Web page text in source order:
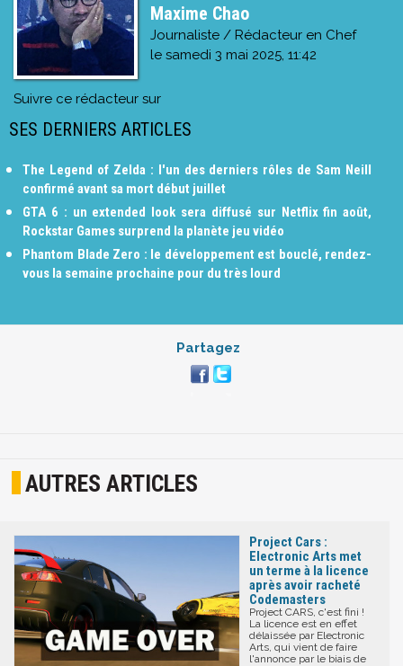
Maxime Chao
Journaliste / Rédacteur en Chef
le samedi 3 mai 2025, 11:42
Suivre ce rédacteur sur
SES DERNIERS ARTICLES
The Legend of Zelda : l'un des derniers rôles de Sam Neill
confirmé avant sa mort début juillet
GTA 6 : un extended look sera diffusé sur Netflix fin août,
Rockstar Games surprend la planète jeu vidéo
Phantom Blade Zero : le développement est bouclé, rendez-
vous la semaine prochaine pour du très lourd
Partagez
AUTRES ARTICLES
Project Cars :
Electronic Arts met
un terme à la licence
après avoir racheté
Codemasters
Project CARS, c'est fini !
La licence est en effet
délaissée par Electronic
Arts, qui vient de faire
l'annonce par le biais de